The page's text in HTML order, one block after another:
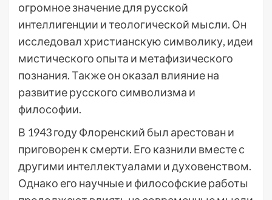
огромное значение для русской
интеллигенции и теологической мысли. Он
исследовал христианскую символику, идеи
мистического опыта и метафизического
познания. Также он оказал влияние на
развитие русского символизма и
философии.
В 1943 году Флоренский был арестован и
приговорен к смерти. Его казнили вместе с
другими интеллектуалами и духовенством.
Однако его научные и философские работы